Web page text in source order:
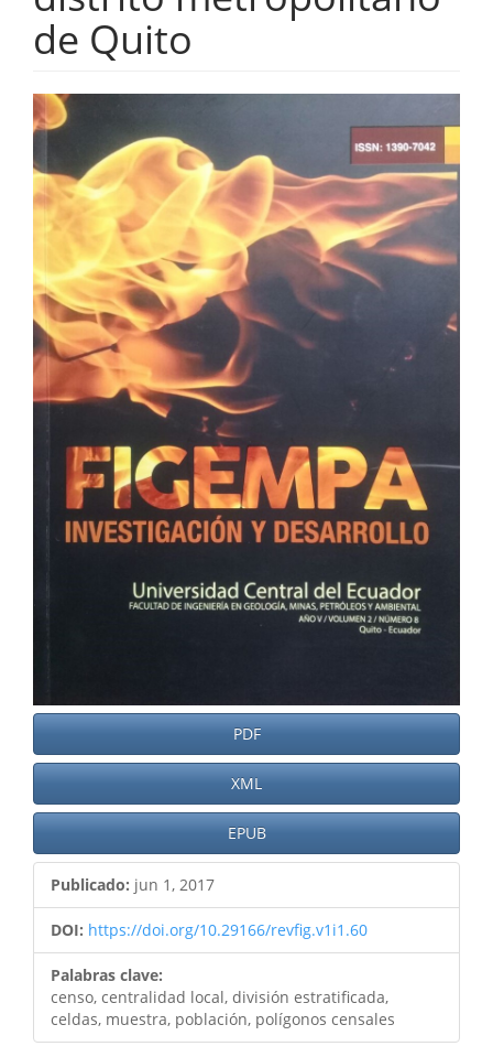
de Quito
Barra
lateral
del
artículo
PDF
XML
EPUB
Publicado: jun 1, 2017
DOI: https://doi.org/10.29166/revfig.v1i1.60
Palabras clave:
censo, centralidad local, división estratificada,
celdas, muestra, población, polígonos censales